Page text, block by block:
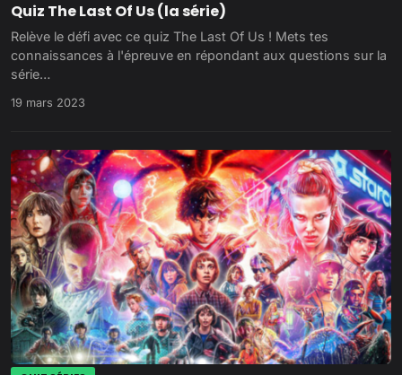
Quiz The Last Of Us (la série)
Relève le défi avec ce quiz The Last Of Us ! Mets tes
connaissances à l'épreuve en répondant aux questions sur la
série…
19 mars 2023